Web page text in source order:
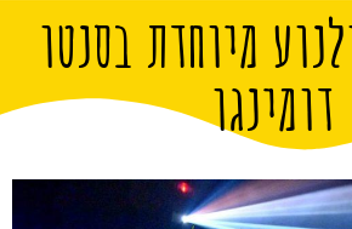
מיוחדת בסנטו
דומינגו